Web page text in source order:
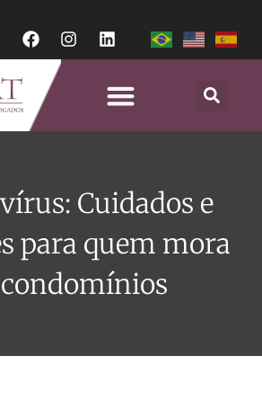
Cuidados e
para quem mora